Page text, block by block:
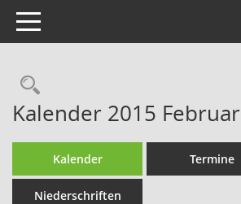
Toggle navigation
Rechercheauswahl
Kalender 2015 Februar
Kalender Termine
Niederschriften